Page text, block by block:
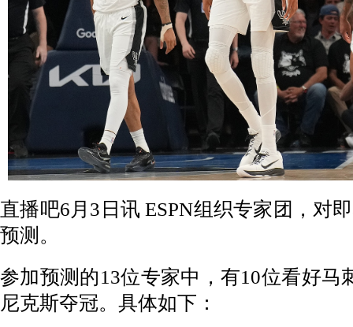
直播吧6月3日讯 ESPN组织专家团，对
预测。
参加预测的13位专家中，有10位看好马
尼克斯夺冠。具体如下：